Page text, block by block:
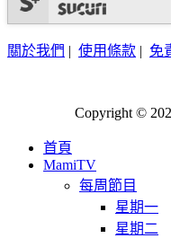
關於我們 | 使用條款 | 免
Copyright ©
首頁
MamiTV
每周節目
星期一
星期二